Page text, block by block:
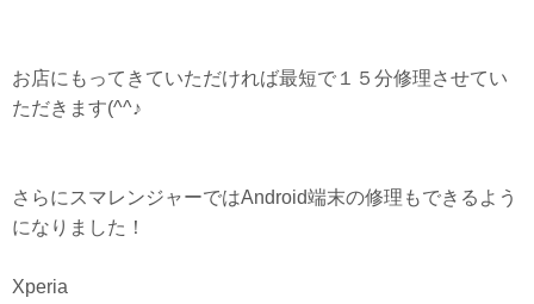
お店にもってきていただければ最短で１５分修理させてい
ただきます(^^♪
さらにスマレンジャーではAndroid端末の修理もできるよう
になりました！
Xperia